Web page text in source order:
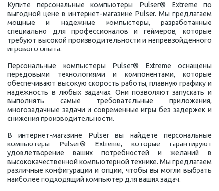
Купите персональные компьютеры Pulser® Extreme по
выгодной цене в интернет-магазине Pulser. Мы предлагаем
мощные и надежные компьютеры, разработанные
специально для профессионалов и геймеров, которые
требуют высокой производительности и непревзойденного
игрового опыта.
Персональные компьютеры Pulser® Extreme оснащены
передовыми технологиями и компонентами, которые
обеспечивают высокую скорость работы, плавную графику и
надежность в любых задачах. Они позволяют запускать и
выполнять самые требовательные приложения,
многозадачные задачи и современные игры без задержек и
снижения производительности.
В интернет-магазине Pulser вы найдете персональные
компьютеры Pulser® Extreme, которые гарантируют
удовлетворение ваших потребностей и желаний в
высококачественной компьютерной технике. Мы предлагаем
различные конфигурации и опции, чтобы вы могли выбрать
наиболее подходящий компьютер для ваших задач.